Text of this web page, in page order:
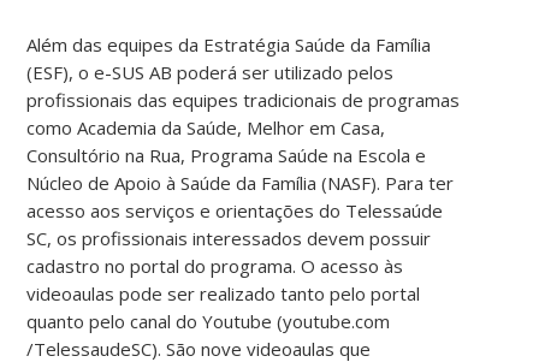
Além das equipes da Estratégia Saúde da Família
(ESF), o e-SUS AB poderá ser utilizado pelos
profissionais das equipes tradicionais de programas
como Academia da Saúde, Melhor em Casa,
Consultório na Rua, Programa Saúde na Escola e
Núcleo de Apoio à Saúde da Família (NASF). Para ter
acesso aos serviços e orientações do Telessaúde
SC, os profissionais interessados devem possuir
cadastro no portal do programa. O acesso às
videoaulas pode ser realizado tanto pelo portal
quanto pelo canal do Youtube (youtube.com
/TelessaudeSC). São nove videoaulas que